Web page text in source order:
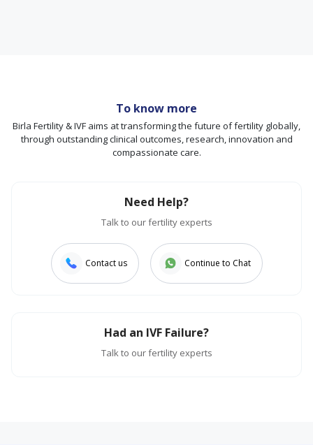
To know more
Birla Fertility & IVF aims at transforming the future of fertility globally,
through outstanding clinical outcomes, research, innovation and
compassionate care.
Need Help?
Talk to our fertility experts
Contact us Continue to Chat
Had an IVF Failure?
Talk to our fertility experts